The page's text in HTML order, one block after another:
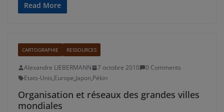
Read More
CARTOGRAPHIE RESSOURCES
Alexandre LIEBERMANN 7 octobre 2010
0 Comments
Etats-Unis,Europe,Japon,Pékin
Organisation et réseaux des grandes villes
mondiales